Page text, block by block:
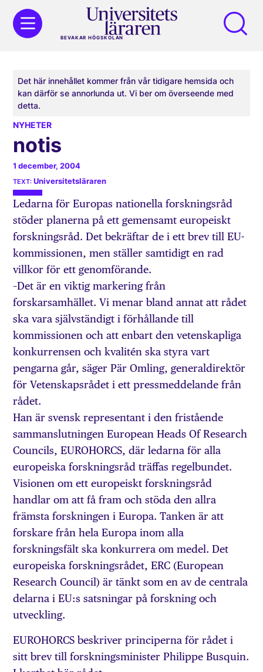
BEVAKAR HÖGSKOLAN
Det här innehållet kommer från vår tidigare hemsida och
kan därför se annorlunda ut. Vi ber om överseende med
detta.
NYHETER
notis
1 december, 2004
Universitetsläraren
Ledarna för Europas nationella forskningsråd
stöder planerna på ett gemensamt europeiskt
forskningsråd. Det bekräftar de i ett brev till EU-
kommissionen, men ställer samtidigt en rad
villkor för ett genomförande.
–Det är en viktig markering från
forskarsamhället. Vi menar bland annat att rådet
ska vara självständigt i förhållande till
kommissionen och att enbart den vetenskapliga
konkurrensen och kvalitén ska styra vart
pengarna går, säger Pär Omling, generaldirektör
för Vetenskapsrådet i ett pressmeddelande från
rådet.
Han är svensk representant i den fristående
sammanslutningen European Heads Of Research
Councils, EUROHORCS, där ledarna för alla
europeiska forskningsråd träffas regelbundet.
Visionen om ett europeiskt forskningsråd
handlar om att få fram och stöda den allra
främsta forskningen i Europa. Tanken är att
forskare från hela Europa inom alla
forskningsfält ska konkurrera om medel. Det
europeiska forskningsrådet, ERC (European
Research Council) är tänkt som en av de centrala
delarna i EU:s satsningar på forskning och
utveckling.
EUROHORCS beskriver principerna för rådet i
sitt brev till forskningsminister Philippe Busquin.